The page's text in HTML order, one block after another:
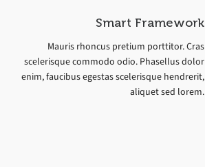
Smart Framework
Mauris rhoncus pretium porttitor. Cras
scelerisque commodo odio. Phasellus dolor
enim, faucibus egestas scelerisque hendrerit,
aliquet sed lorem.